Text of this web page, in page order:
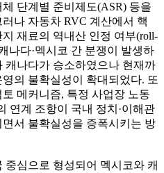
단계별 준비제도(ASR) 등을
나 자동차 RVC 계산에서 핵
재료의 역내산 인정 여부(roll-
나다·멕시코 간 분쟁이 발생하
캐나다가 승소하였으나 현재까
의 불확실성이 확대되었다. 또
메커니즘, 특정 사업장 노동
연계 조항이 국내 정치·이해관
서 불확실성을 증폭시키는 방
심으로 형성되어 멕시코와 캐